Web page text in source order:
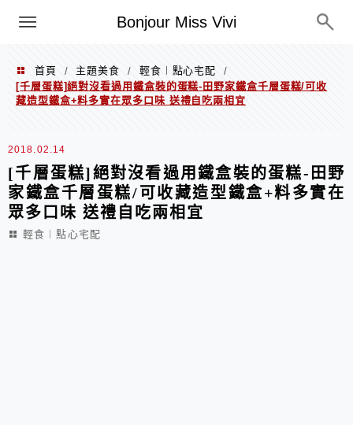
Bonjour Miss Vivi
選單
首頁 / 主題美食 / 輕食︱點心宅配
/
[千層蛋糕]絕對沒看過用鐵盒裝的蛋糕-田野家鐵盒千層蛋糕/可收
藏造型鐵盒+料多實在眾多口味 送禮自吃兩相宜
2018.02.14
[千層蛋糕]絕對沒看過用鐵盒裝的蛋糕-田野
家鐵盒千層蛋糕/可收藏造型鐵盒+料多實在
眾多口味 送禮自吃兩相宜
輕食︱點心宅配